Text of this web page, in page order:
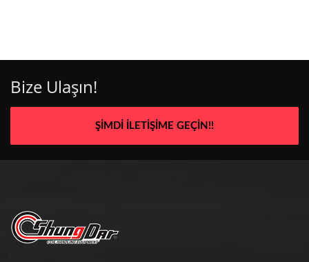
Bize Ulaşın!
ŞIMDI İLETIŞIME GEÇIN!!